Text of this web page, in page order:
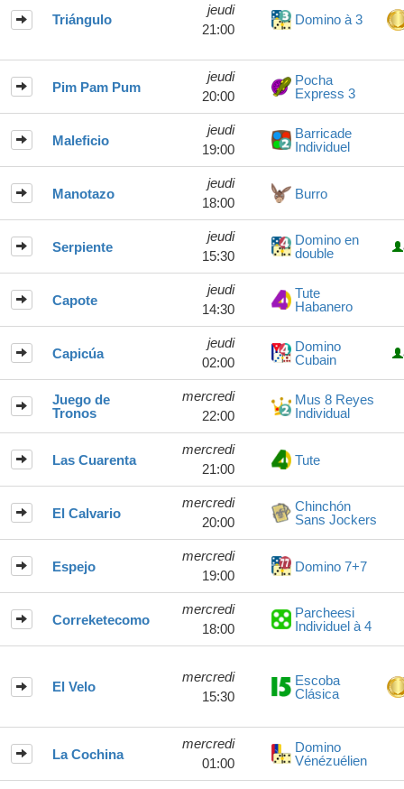
Triángulo
jeudi
21:00
Domino à 3
Pim Pam Pum
jeudi
20:00
Pocha
Express 3
Maleficio
jeudi
19:00
Barricade
Individuel
Manotazo
jeudi
18:00
Burro
Serpiente
jeudi
15:30
Domino en
double
Capote
jeudi
14:30
Tute
Habanero
Capicúa
jeudi
02:00
Domino
Cubain
Juego de
Tronos
mercredi
22:00
Mus 8 Reyes
Individual
Las Cuarenta
mercredi
21:00
Tute
El Calvario
mercredi
20:00
Chinchón
Sans Jockers
Espejo
mercredi
19:00
Domino 7+7
Correketecomo
mercredi
18:00
Parcheesi
Individuel à 4
El Velo
mercredi
15:30
Escoba
Clásica
La Cochina
mercredi
01:00
Domino
Vénézuélien